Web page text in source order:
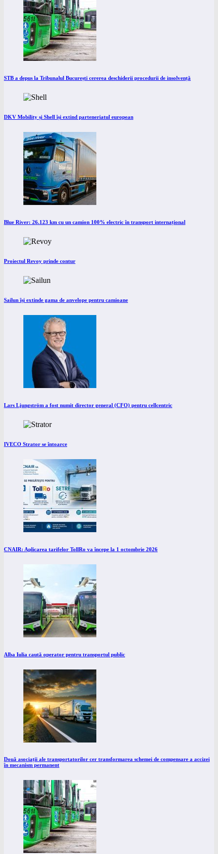
STB a depus la Tribunalul București cererea deschiderii procedurii de insolvență
DKV Mobility și Shell își extind parteneriatul european
Blue River: 26.123 km cu un camion 100% electric în transport internațional
Proiectul Revoy prinde contur
Sailun își extinde gama de anvelope pentru camioane
Lars Ljungström a fost numit director general (CFO) pentru cellcentric
IVECO Strator se întoarce
CNAIR: Aplicarea tarifelor TollRo va începe la 1 octombrie 2026
Alba Iulia caută operator pentru transportul public
Două asociații ale transportatorilor cer transformarea schemei de compensare a accizei
în mecanism permanent